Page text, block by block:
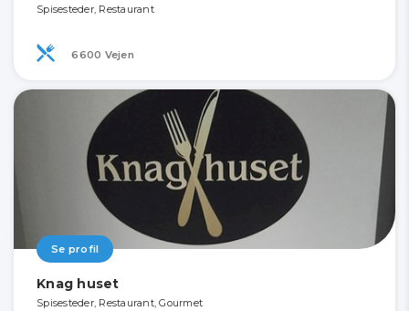
Spisesteder, Restaurant
6600 Vejen
Se profil
Knag huset
Spisesteder, Restaurant, Gourmet